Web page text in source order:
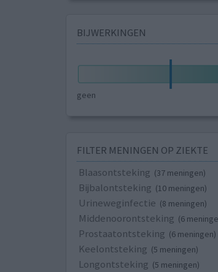
BIJWERKINGEN
geen
FILTER MENINGEN OP ZIEKTE
Blaasontsteking (37 meningen)
Bijbalontsteking (10 meningen)
Urineweginfectie (8 meningen)
Middenoorontsteking (6
Prostaatontsteking (6 meningen)
Keelontsteking (5 meningen)
Longontsteking (5 meningen)